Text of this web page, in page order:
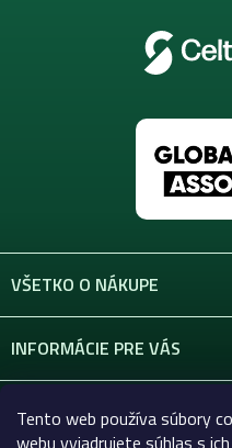
Tento web používa súbory
webu vyjadrujete súhlas s
VŠETKO O NÁKUPE
INFORMÁCIE PRE VÁS
KONTAKT